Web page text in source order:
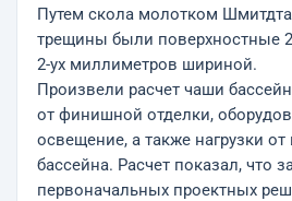
Путем скола молотком Шмитдта
трещины были поверхностные
2-ух миллиметров шириной.
Произвели расчет чаши
от финишной отделки,
освещение, а также нагрузки
бассейна. Расчет показал, что
первоначальных проектных